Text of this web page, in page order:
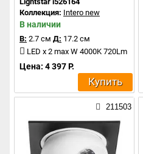
Коллекция: Intero new
В наличии
В: 2.7 см Д: 17.2 см
LED x 2 max W 4000K 720Lm
Цена: 4 397 Р.
Купить
211503